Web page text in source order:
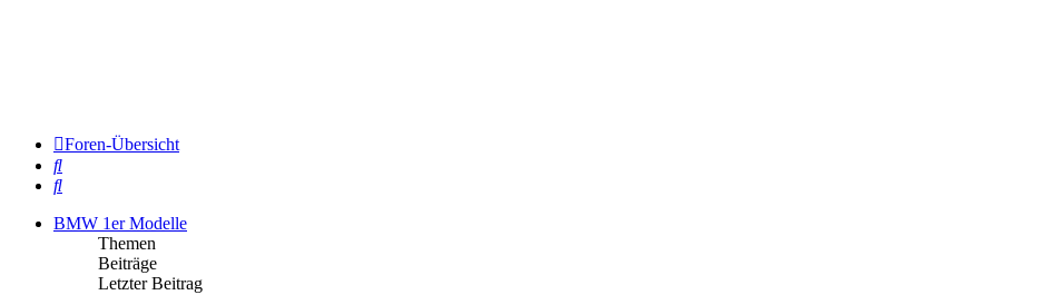
Foren-Übersicht
Suche
Suche
BMW 1er Modelle
Themen
Beiträge
Letzter Beitrag